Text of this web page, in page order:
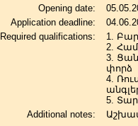
Opening date:
Application deadline:
Required qualifications:
1.
2.
3.
փորձ
4.
5.
Additional notes: